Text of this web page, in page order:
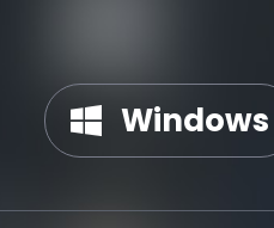
Windows